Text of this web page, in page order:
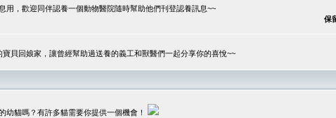
用，歡迎同伴認養一個動物醫院隨時幫助他們刊登認養訊息~~
保留期限
貝回娘家，讓曾經幫助過送養的義工和獸醫們一起分享你的喜悅~~
幼貓嗎？有許多貓需要你提供一個機會！